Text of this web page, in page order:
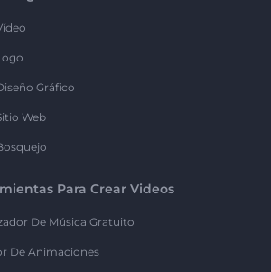
Gráfico
Web
Para Crear Videos
De Música Gratuito
De Animaciones